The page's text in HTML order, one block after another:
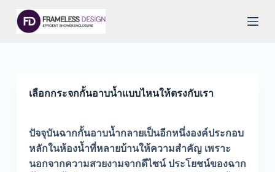
k
เลือกกระจกกั้นอาบน้ำแบบไหนให้ตรงกับเรา
ปัจจุบันฉากกั้นอาบน้ำกลายเป็นอีกหนึ่งองค์ประกอบ
หลักในห้องน้ำที่หลายบ้านให้ความสำคัญ เพราะ
นอกจากความสวยงามจากดีไซน์ ประโยชน์ของฉาก